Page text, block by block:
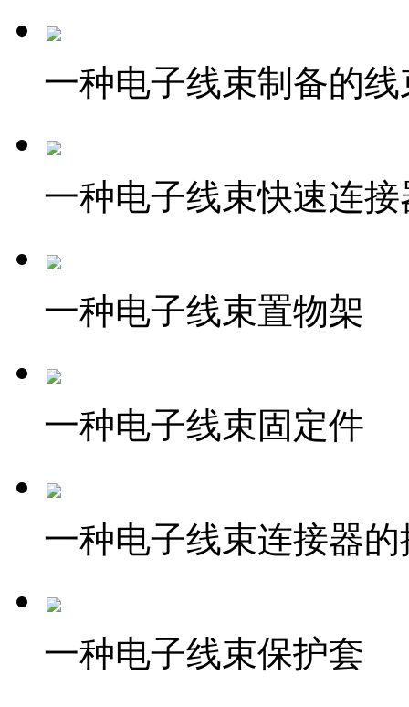
一种电子线束制备的
一种电子线束快速连接
一种电子线束置物架
一种电子线束固定件
一种电子线束连接器的
一种电子线束保护套